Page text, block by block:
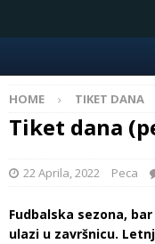
HOME TIKET DANA
Tiket dana
22 Aprila, 2022 Peca
Fudbalska sezona,
ulazi u završnicu.